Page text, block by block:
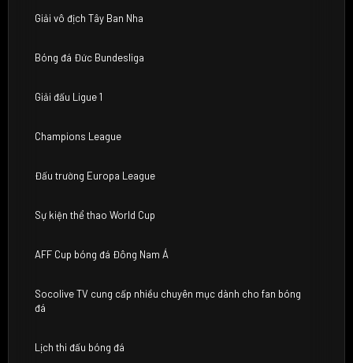
Giải vô địch Tây Ban Nha
Bóng đá Đức Bundesliga
Giải đấu Ligue 1
Champions League
Đấu trường Europa League
Sự kiện thể thao World Cup
AFF Cup bóng đá Đông Nam Á
Socolive TV cung cấp nhiều chuyên mục dành cho fan bóng
đá
Lịch thi đấu bóng đá